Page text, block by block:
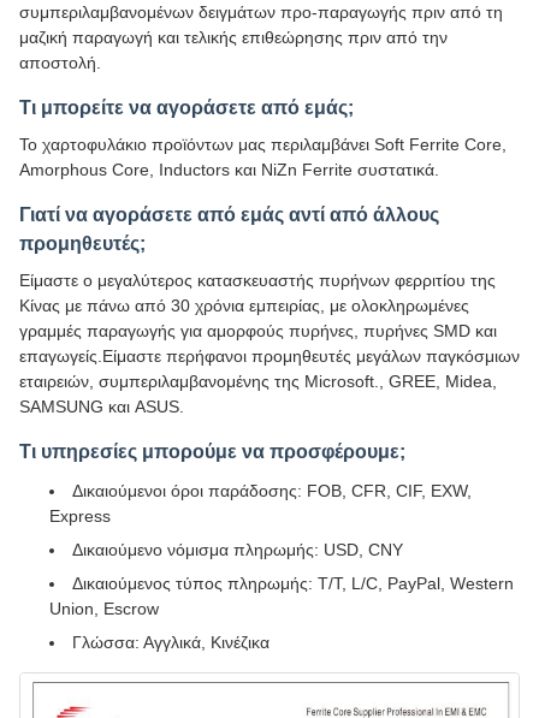
συμπεριλαμβανομένων δειγμάτων προ-παραγωγής πριν από τη
μαζική παραγωγή και τελικής επιθεώρησης πριν από την
αποστολή.
Τι μπορείτε να αγοράσετε από εμάς;
Το χαρτοφυλάκιο προϊόντων μας περιλαμβάνει Soft Ferrite Core,
Amorphous Core, Inductors και NiZn Ferrite συστατικά.
Γιατί να αγοράσετε από εμάς αντί από άλλους
προμηθευτές;
Είμαστε ο μεγαλύτερος κατασκευαστής πυρήνων φερριτίου της
Κίνας με πάνω από 30 χρόνια εμπειρίας, με ολοκληρωμένες
γραμμές παραγωγής για αμορφούς πυρήνες, πυρήνες SMD και
επαγωγείς.Είμαστε περήφανοι προμηθευτές μεγάλων παγκόσμιων
εταιρειών, συμπεριλαμβανομένης της Microsoft., GREE, Midea,
SAMSUNG και ASUS.
Τι υπηρεσίες μπορούμε να προσφέρουμε;
Δικαιούμενοι όροι παράδοσης: FOB, CFR, CIF, EXW,
Express
Δικαιούμενο νόμισμα πληρωμής: USD, CNY
Δικαιούμενος τύπος πληρωμής: T/T, L/C, PayPal, Western
Union, Escrow
Γλώσσα: Αγγλικά, Κινέζικα